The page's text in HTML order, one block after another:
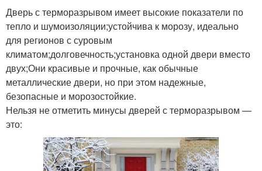
Дверь с терморазрывом имеет высокие показатели по
тепло и шумоизоляции;устойчива к морозу, идеально
для регионов с суровым
климатом;долговечность;установка одной двери вместо
двух;Они красивые и прочные, как обычные
металлические двери, но при этом надежные,
безопасные и морозостойкие.
Нельзя не отметить минусы дверей с терморазрывом —
это: